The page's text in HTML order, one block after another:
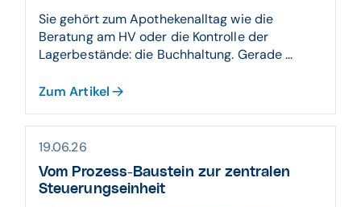
Sie gehört zum Apothekenalltag wie die
Beratung am HV oder die Kontrolle der
Lagerbestände: die Buchhaltung. Gerade ...
Zum Artikel
19.06.26
Vom Prozess-Baustein zur zentralen
Steuerungseinheit